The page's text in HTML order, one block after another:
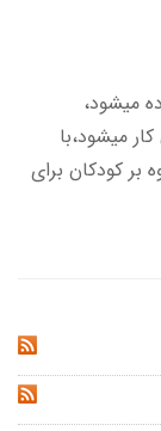
میشود،
میشود،با
بر کودکان برای